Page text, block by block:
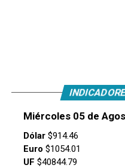
Miércoles 05 de
Dólar$914.46
Euro $1054.01
UF $40844.79